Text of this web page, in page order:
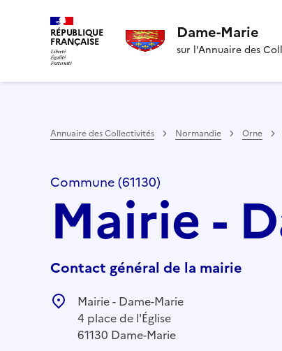
RÉPUBLIQUE
FRANÇAISE Dame-Marie
sur l’Annuaire des
Annuaire des Collectivités Normandie Orne
Commune (61130)
Mairie -
Contact général de la mairie
Mairie - Dame-Marie
4 place de l'Église
61130 Dame-Marie